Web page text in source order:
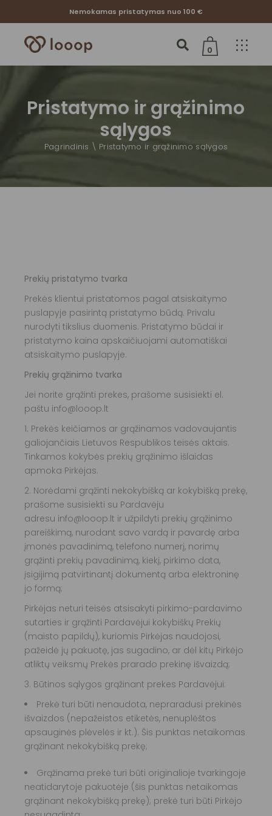
Nemokamas pristatymas nuo 100 €
0
Pristatymo ir grąžinimo
sąlygos
Pagrindinis Pristatymo ir grąžinimo sąlygos
Prekių pristatymo tvarka
Prekės klientui pristatomos pagal atsiskaitymo
puslapyje pasirintą pristatymo būdą. Privalu
nurodyti tikslius duomenis. Pristatymo būdai ir
pristatymo kaina apskaičiuojami automatiškai
atsiskaitymo puslapyje.
Prekių grąžinimo tvarka
Jei norite grąžinti prekes, prašome susisiekti el.
paštu info@looop.lt
1. Prekės keičiamos ar grąžinamos vadovaujantis
galiojančiais Lietuvos Respublikos teisės aktais.
Tinkamos kokybės prekių grąžinimo išlaidas
apmoka Pirkėjas.
2. Norėdami grąžinti nekokybišką ar kokybišką prekę,
prašome susisiekti su Pardavėju
adresu info@looop.lt ir užpildyti prekių grąžinimo
pareiškimą, nurodant savo vardą ir pavardę arba
įmonės pavadinimą, telefono numerį, norimų
grąžinti prekių pavadinimą, kiekį, pirkimo data,
įsigijimą patvirtinantį dokumentą arba elektroninę
jo formą;
Pirkėjas neturi teisės atsisakyti pirkimo-pardavimo
sutarties ir grąžinti Pardavėjui kokybiškų Prekių
(maisto papildų), kuriomis Pirkėjas naudojosi,
pažeidė jų pakuotę, jas sugadino, ar dėl kitų Pirkėjo
atliktų veiksmų Prekės prarado prekinę išvaizdą;
3. Būtinos sąlygos grąžinant prekes Pardavėjui:
Prekė turi būti nenaudota, nepraradusi prekinės
išvaizdos (nepažeistos etiketės, nenuplėštos
apsauginės plėvelės ir kt.). Šis punktas netaikomas
grąžinant nekokybišką prekę;
Grąžinama prekė turi būti originalioje tvarkingoje
neatidarytoje pakuotėje (šis punktas netaikomas
grąžinant nekokybišką prekę); prekė turi būti Pirkėjo